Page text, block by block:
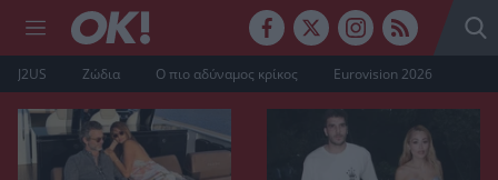
J2US Ζώδια Ο πιο αδύναμος κρίκος Eurovision 2026